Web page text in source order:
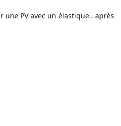
PV avec un élastique.. après